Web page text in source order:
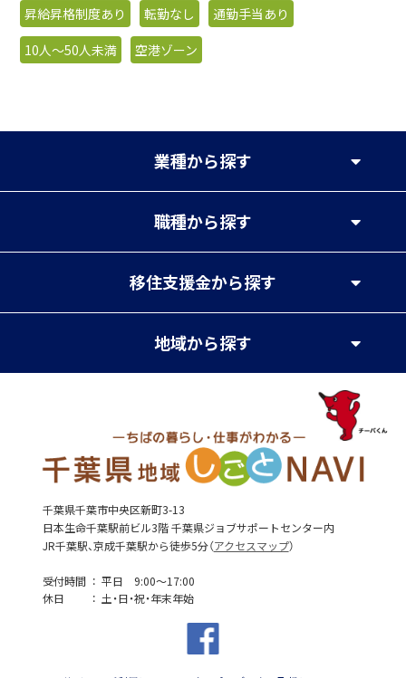
昇給昇格制度あり
転勤なし
通勤手当あり
10人〜50人未満
空港ゾーン
業種から探す
職種から探す
移住支援金から探す
地域から探す
千葉県千葉市中央区新町3-13
日本生命千葉駅前ビル3階 千葉県ジョブサポートセンター内
JR千葉駅、京成千葉駅から徒歩5分（アクセスマップ）
受付時間
平日 9:00～17:00
休日
土・日・祝・年末年始